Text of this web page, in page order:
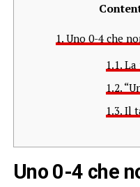
1.Uno 0-4 che
1.1. La
1.2.
1.3. Il
Uno 0-4 che